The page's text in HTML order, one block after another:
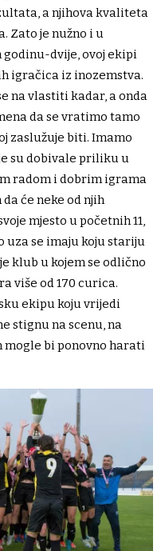
a njihova kvaliteta
Zato je nužno i u
godinu-dvije, ovoj ekipi
igračica iz inozemstva.
na vlastiti kadar, a onda
da se vratimo tamo
zaslužuje biti. Imamo
su dobivale priliku u
radom i dobrim igrama
će neke od njih
mjesto u početnih 11,
uza se imaju koju stariju
klub u kojem se odlično
više od 170 curica.
ekipu koju vrijedi
stignu na scenu, na
mogle bi ponovno harati